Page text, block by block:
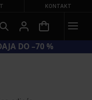
KONTAKT
DO –70 %